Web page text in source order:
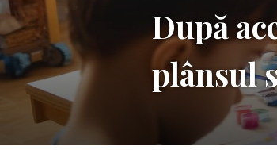
După
plânsul